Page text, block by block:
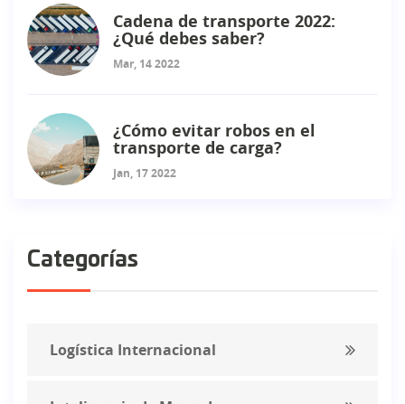
Cadena de transporte 2022:
¿Qué debes saber?
Mar, 14 2022
¿Cómo evitar robos en el
transporte de carga?
Jan, 17 2022
Categorías
Logística Internacional